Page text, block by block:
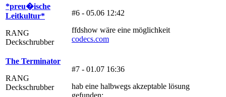
*preu�ische
Leitkultur*
RANG
Deckschrubber
#6 - 05.06 12:42
ffdshow wäre eine möglichkeit
codecs.com
The Terminator
RANG
Deckschrubber
#7 - 01.07 16:36
hab eine halbwegs akzeptable lösung
gefunden: